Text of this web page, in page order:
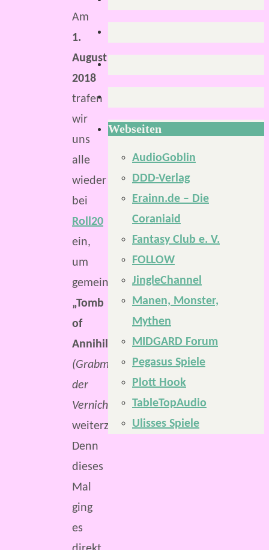
Am
1.
August
2018
trafen
wir
uns
alle
wieder
bei
Roll20
ein,
um
gemeinsam
„Tomb
of
Annihilation“
(Grabmal
der
Vernichtung)
weiterzuspielen.
Denn
dieses
Mal
ging
es
Webseiten
AudioGoblin
DDD-Verlag
Erainn.de – Die
Coraniaid
Fantasy Club e. V.
FOLLOW
JingleChannel
Manen, Monster,
Mythen
MIDGARD Forum
Pegasus Spiele
Plott Hook
TableTopAudio
Ulisses Spiele